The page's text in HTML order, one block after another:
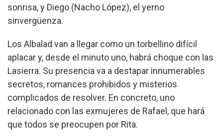
sonrisa, y Diego (Nacho López), el yerno
sinvergüenza.
Los Albalad van a llegar como un torbellino difícil
aplacar y, desde el minuto uno, habrá choque con las
Lasierra. Su presencia va a destapar innumerables
secretos, romances prohibidos y misterios
complicados de resolver. En concreto, uno
relacionado con las exmujeres de Rafael, que hará
que todos se preocupen por Rita.